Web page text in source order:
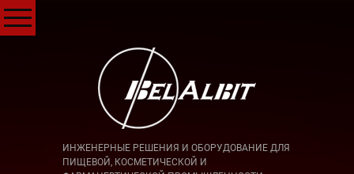
ИНЖЕНЕРНЫЕ РЕШЕНИЯ И ОБОРУДОВАНИЕ ДЛЯ
ПИЩЕВОЙ, КОСМЕТИЧЕСКОЙ И